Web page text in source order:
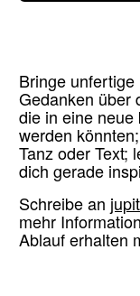
Bringe unfertige
Gedanken über
die in eine neue
werden
Tanz oder
dich gerade
Schreibe an
mehr
Ablauf erhalten